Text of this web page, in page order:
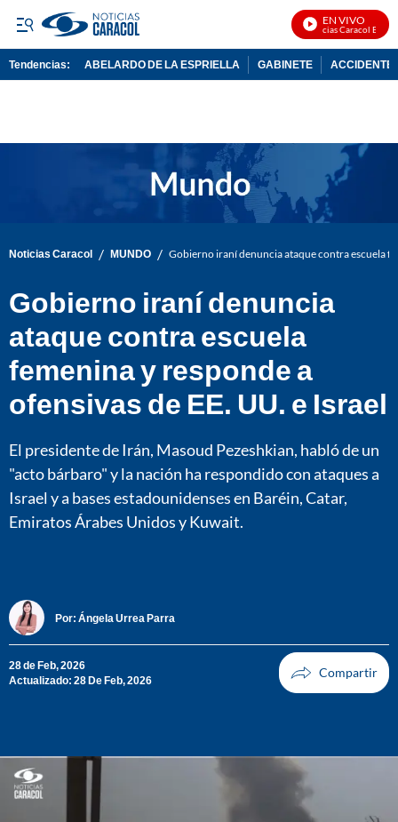
EN VIVO
Noticias Caracol En Vivo
Tendencias: ABELARDO DE LA ESPRIELLA GABINETE ACCIDENTE
Noticias Caracol / MUNDO / Gobierno iraní denuncia ataque contra escuela
Gobierno iraní denuncia
ataque contra escuela
femenina y responde a
ofensivas de EE. UU. e Israel
El presidente de Irán, Masoud Pezeshkian, habló de un
"acto bárbaro" y la nación ha respondido con ataques a
Israel y a bases estadounidenses en Baréin, Catar,
Emiratos Árabes Unidos y Kuwait.
Por: Ángela Urrea Parra
28 de Feb, 2026
Actualizado: 28 De Feb, 2026